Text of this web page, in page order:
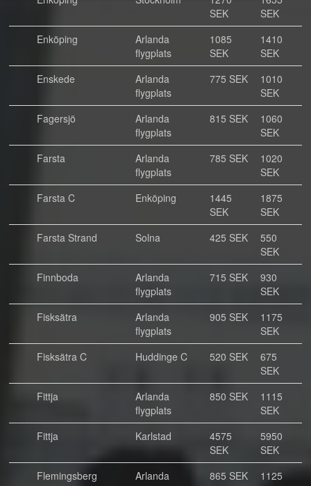
SEK
SEK
Enköping
Arlanda
flygplats
1085
SEK
1410
SEK
Enskede
Arlanda
flygplats
775 SEK
1010
SEK
Fagersjö
Arlanda
flygplats
815 SEK
1060
SEK
Farsta
Arlanda
flygplats
785 SEK
1020
SEK
Farsta C
Enköping
1445
SEK
1875
SEK
Farsta Strand
Solna 425 SEK
550
SEK
Finnboda
Arlanda
flygplats
715 SEK
930
SEK
Fisksätra
Arlanda
flygplats
905 SEK
1175
SEK
Fisksätra C
Huddinge C 520 SEK
675
SEK
Fittja
Arlanda
flygplats
850 SEK
1115
SEK
Fittja
Karlstad
4575
SEK
5950
SEK
Flemingsberg
Arlanda
865 SEK
1125